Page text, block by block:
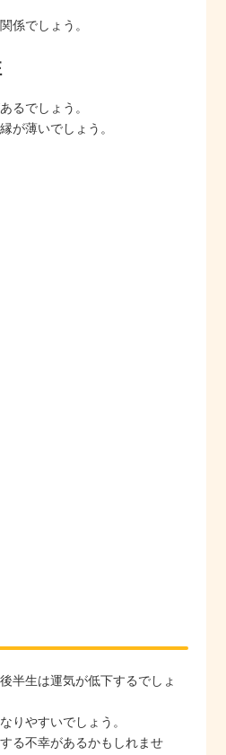
係でしょう。
るでしょう。
が薄いでしょう。
半生は運気が低下するでしょ
りやすいでしょう。
る不幸があるかもしれませ